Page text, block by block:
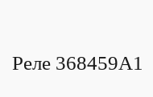
Реле 368459A1